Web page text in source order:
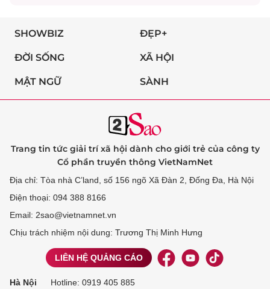
SHOWBIZ ĐẸP+
ĐỜI SỐNG XÃ HỘI
MẬT NGỮ SÀNH
Trang tin tức giải trí xã hội dành cho giới trẻ của công ty
Cổ phần truyền thông VietNamNet
Địa chỉ: Tòa nhà C’land, số 156 ngõ Xã Đàn 2, Đống Đa, Hà Nội
Điện thoại: 094 388 8166
Email: 2sao@vietnamnet.vn
Chịu trách nhiệm nội dung: Trương Thị Minh Hưng
LIÊN HỆ QUẢNG CÁO
Hà Nội Hotline: 0919 405 885